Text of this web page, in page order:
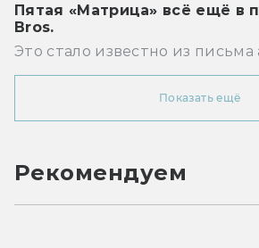
Пятая «Матрица» всё ещё в
Bros.
Это стало известно из
Показать ещё
Рекомендуем